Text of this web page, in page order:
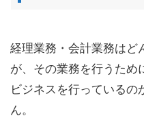
経理業務・会計業務はど
が、その業務を行うため
ビジネスを行っている
ん。